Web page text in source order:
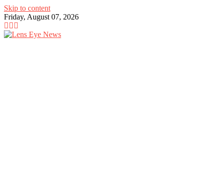
Skip to content
Friday, August 07, 2026